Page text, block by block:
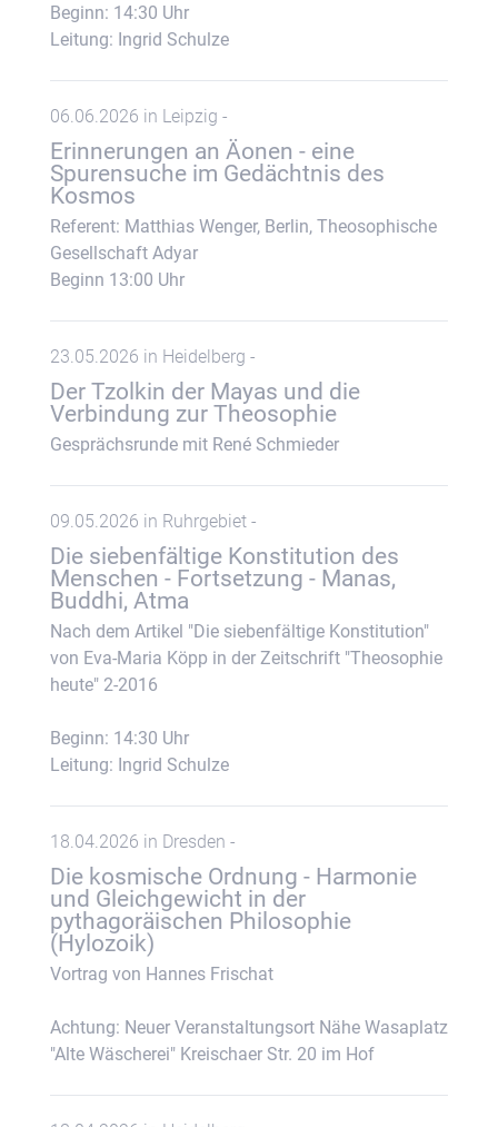
Beginn: 14:30 Uhr
Leitung: Ingrid Schulze
06.06.2026 in Leipzig -
Erinnerungen an Äonen - eine
Spurensuche im Gedächtnis des
Kosmos
Referent: Matthias Wenger, Berlin, Theosophische
Gesellschaft Adyar
Beginn 13:00 Uhr
23.05.2026 in Heidelberg -
Der Tzolkin der Mayas und die
Verbindung zur Theosophie
Gesprächsrunde mit René Schmieder
09.05.2026 in Ruhrgebiet -
Die siebenfältige Konstitution des
Menschen - Fortsetzung - Manas,
Buddhi, Atma
Nach dem Artikel "Die siebenfältige Konstitution"
von Eva-Maria Köpp in der Zeitschrift "Theosophie
heute" 2-2016
Beginn: 14:30 Uhr
Leitung: Ingrid Schulze
18.04.2026 in Dresden -
Die kosmische Ordnung - Harmonie
und Gleichgewicht in der
pythagoräischen Philosophie
(Hylozoik)
Vortrag von Hannes Frischat
Achtung: Neuer Veranstaltungsort Nähe Wasaplatz
"Alte Wäscherei" Kreischaer Str. 20 im Hof